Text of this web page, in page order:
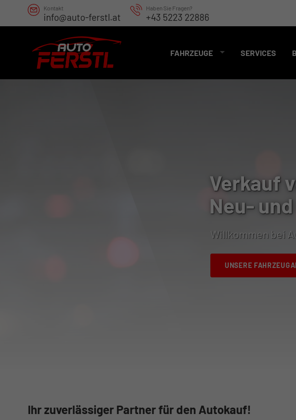
Kontakt
info@auto-ferstl.at
Haben Sie Fragen?
+43 5223 22886
FAHRZEUGE SERVICES
Verkauf
Neu-
Willkommen bei
UNSERE
Ihr zuverlässiger Partner für den Autokauf!